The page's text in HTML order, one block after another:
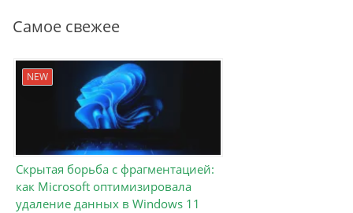
Самое свежее
NEW
Скрытая борьба с фрагментацией:
как Microsoft оптимизировала
удаление данных в Windows 11